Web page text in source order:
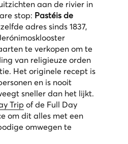
aan de rivier in
stop: Pastéis de
adres sinds 1837,
te verkopen om te
van religieuze orden
Het originele recept is
en is nooit
sneller dan het lijkt.
Trip of de Full Day
om dit alles met een
omwegen te